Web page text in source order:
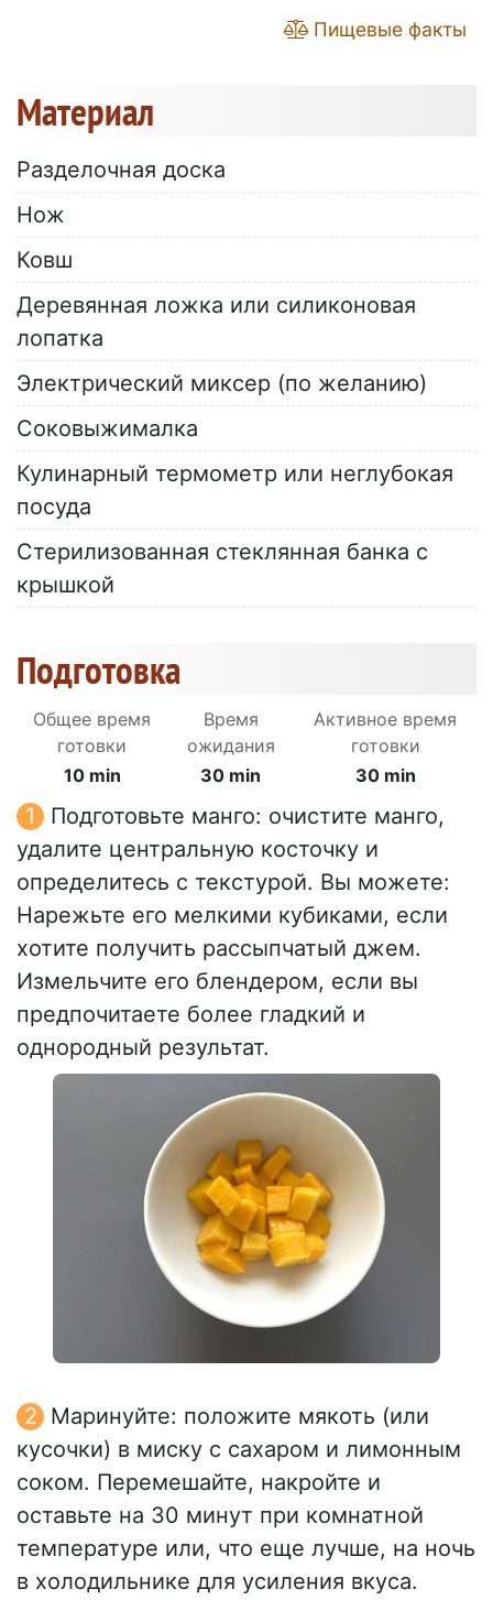
Пищевые факты
Материал
Разделочная доска
Нож
Ковш
Деревянная ложка или силиконовая
лопатка
Электрический миксер (по желанию)
Соковыжималка
Кулинарный термометр или неглубокая
посуда
Стерилизованная стеклянная банка с
крышкой
Подготовка
Общее время
готовки
10 min
Время
ожидания
30 min
Активное время
готовки
30 min
Подготовьте манго: очистите манго,
удалите центральную косточку и
определитесь с текстурой. Вы можете:
Нарежьте его мелкими кубиками, если
хотите получить рассыпчатый джем.
Измельчите его блендером, если вы
предпочитаете более гладкий и
однородный результат.
Маринуйте: положите мякоть (или
кусочки) в миску с сахаром и лимонным
соком. Перемешайте, накройте и
оставьте на 30 минут при комнатной
температуре или, что еще лучше, на ночь
в холодильнике для усиления вкуса.